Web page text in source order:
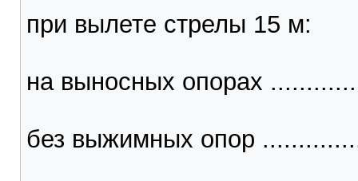
при вылете стрелы 15 м:
на выносных опорах
без выжимных опор